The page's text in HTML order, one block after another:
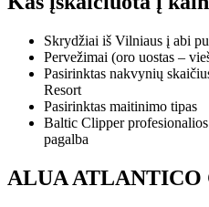
Skrydžiai iš Vilniaus į abi
Pervežimai (oro uostas –
Pasirinktas nakvynių
Resort
Pasirinktas maitinimo tipas
Baltic Clipper
pagalba
ALUA ATLANTICO